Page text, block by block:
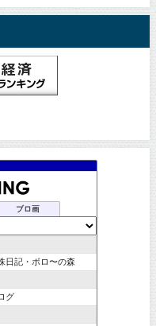
ブロ画
日記・ボロ〜の森
グ